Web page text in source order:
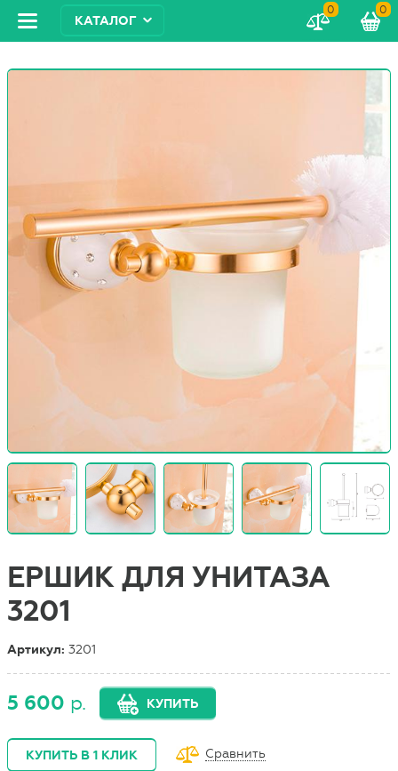
КАТАЛОГ
0 0
ЕРШИК ДЛЯ УНИТАЗА
3201
Артикул:3201
5 600 р. КУПИТЬ
КУПИТЬ В 1 КЛИК Сравнить